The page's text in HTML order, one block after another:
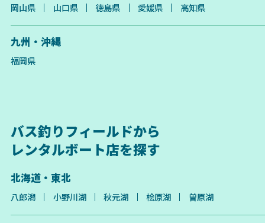
岡山県 山口県 徳島県 愛媛県 高知県
九州・沖縄
福岡県
バス釣りフィールドから
レンタルボート店を探す
北海道・東北
八郎潟 小野川湖 秋元湖 桧原湖 曽原湖